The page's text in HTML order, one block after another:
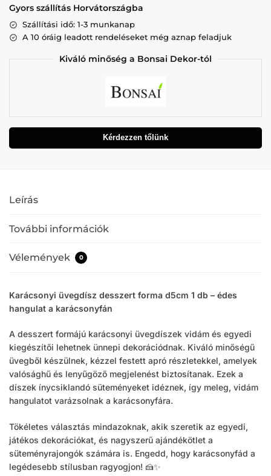
Gyors szállítás Horvátországba
Szállítási idő: 1-3 munkanap
A 10 óráig leadott rendeléseket még aznap feladjuk
Kiváló minőség a Bonsai Dekor-tól
Kérdezzen tőlünk
Leírás
További információk
Vélemények 0
Karácsonyi üvegdísz desszert forma d5cm 1 db – édes
hangulat a karácsonyfán
A desszert formájú karácsonyi üvegdíszek vidám és egyedi
kiegészítői lehetnek ünnepi dekorációdnak. Kiváló minőségű
üvegből készülnek, kézzel festett apró részletekkel, amelyek
valósághű és lenyűgöző megjelenést biztosítanak. Ezek a
díszek ínycsiklandó süteményeket idéznek, így meleg, vidám
hangulatot varázsolnak a karácsonyfára.
Tökéletes választás mindazoknak, akik szeretik az egyedi,
játékos dekorációkat, és nagyszerű ajándékötlet a
süteményrajongók számára is. Engedd, hogy karácsonyfád a
legédesebb stílusban ragyogjon! 🍰✨